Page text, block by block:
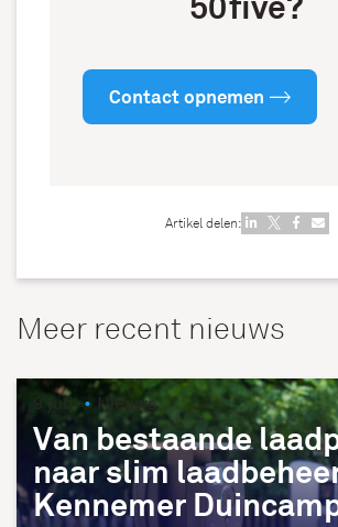
Contact opnemen
Artikel delen:
Meer recent nieuws
9 juli Nieuws
Van bestaande
naar slim
Kennemer